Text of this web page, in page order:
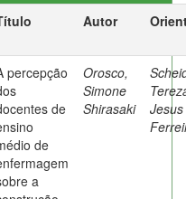
Autor
percepção
de
de
a
Orosco,
Simone
Shirasaki
Jesus